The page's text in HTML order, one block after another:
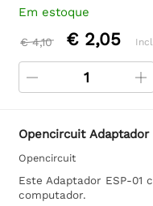
Em estoque
€ 4,10 € 2,05
Opencircuit Adaptador
Opencircuit
Este Adaptador ESP-01
computador.